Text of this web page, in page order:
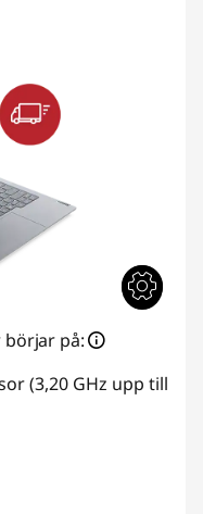
på:
(3,20 GHz upp till